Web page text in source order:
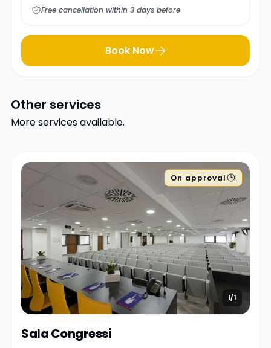
Free cancellation within 3 days before
Book Now
Other services
More services available.
On approval
1/1
Sala Congressi